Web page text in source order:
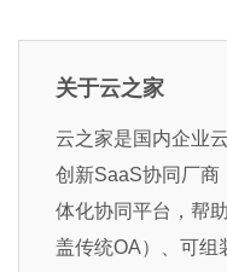
关于云之家
云之家是国内企业
创新SaaS协同厂商
体化协同平台，帮
盖传统OA）、可组